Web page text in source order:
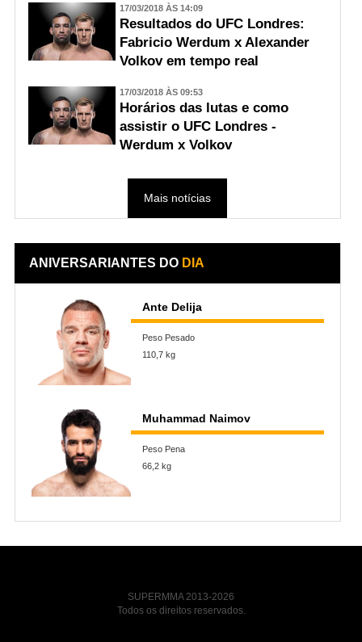
17/03/2018 ÀS 14:09
Resultados do UFC Londres:
Fabricio Werdum x Alexander
Volkov em tempo real
17/03/2018 ÀS 09:53
Horários das lutas e como
assistir o UFC Londres -
Werdum x Volkov
Mais notícias
ANIVERSARIANTES DO DIA
Ante Delija
Peso Pesado
110,7 kg
Muhammad Naimov
Peso Pena
66,2 kg
SUPERMMA 2013-2026
Todos os direitos reservados.